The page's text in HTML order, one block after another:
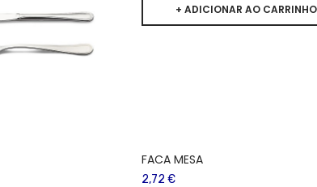
FACA MESA
2,72 €